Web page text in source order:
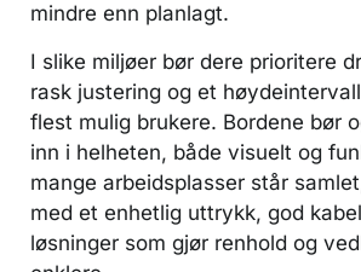
mindre enn planlagt.
I slike miljøer bør dere prioritere
rask justering og et
flest mulig brukere. Bordene bør
inn i helheten, både visuelt og
mange arbeidsplasser står
med et enhetlig uttrykk, god
løsninger som gjør renhold og